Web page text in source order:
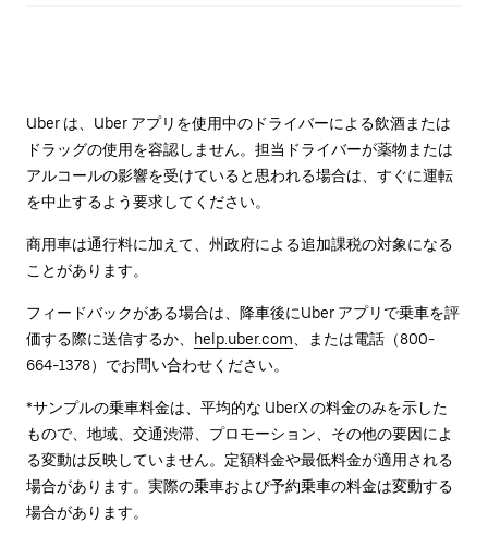
Uber は、Uber アプリを使用中のドライバーによる飲酒または
ドラッグの使用を容認しません。担当ドライバーが薬物または
アルコールの影響を受けていると思われる場合は、すぐに運転
を中止するよう要求してください。
商用車は通行料に加えて、州政府による追加課税の対象になる
ことがあります。
フィードバックがある場合は、降車後に⁠Uber アプリで乗車を評
価する際に送信するか、
help.uber.com 、または電話（800-
664-1378）でお問い合わせください。
*サンプルの乗車料金は、平均的な UberX の料金のみを示した
もので、地域、交通渋滞、プロモーション、その他の要因によ
る変動は反映していません。定額料金や最低料金が適用される
場合があります。実際の乗車および予約乗車の料金は変動する
場合があります。